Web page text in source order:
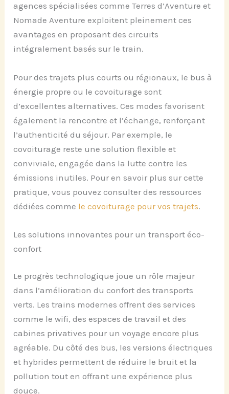
agences spécialisées comme Terres d’Aventure et
Nomade Aventure exploitent pleinement ces
avantages en proposant des circuits
intégralement basés sur le train.
Pour des trajets plus courts ou régionaux, le bus à
énergie propre ou le covoiturage sont
d’excellentes alternatives. Ces modes favorisent
également la rencontre et l’échange, renforçant
l’authenticité du séjour. Par exemple, le
covoiturage reste une solution flexible et
conviviale, engagée dans la lutte contre les
émissions inutiles. Pour en savoir plus sur cette
pratique, vous pouvez consulter des ressources
dédiées comme le covoiturage pour vos trajets.
Les solutions innovantes pour un transport éco-
confort
Le progrès technologique joue un rôle majeur
dans l’amélioration du confort des transports
verts. Les trains modernes offrent des services
comme le wifi, des espaces de travail et des
cabines privatives pour un voyage encore plus
agréable. Du côté des bus, les versions électriques
et hybrides permettent de réduire le bruit et la
pollution tout en offrant une expérience plus
douce.